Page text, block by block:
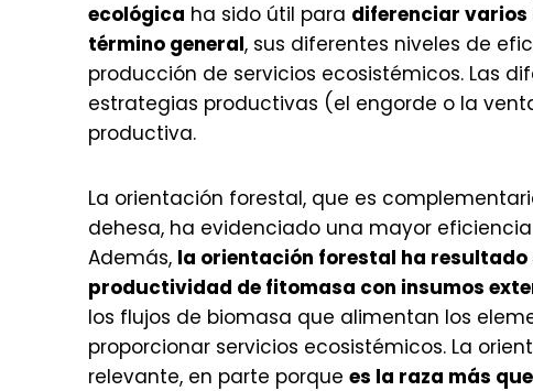
ecológica ha sido útil para diferenciar varios
término general, sus diferentes niveles de
producción de servicios ecosistémicos. Las
estrategias productivas (el engorde o la
productiva.
La orientación forestal, que es
dehesa, ha evidenciado una mayor
Además, la orientación forestal ha
productividad de fitomasa con insumos
los flujos de biomasa que alimentan los
proporcionar servicios ecosistémicos. La
relevante, en parte porque es la raza más